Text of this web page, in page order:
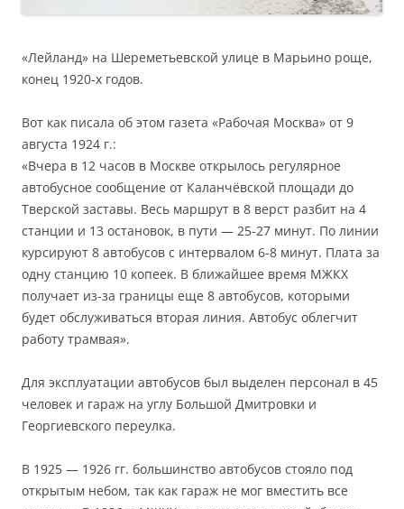
«Лейланд» на Шереметьевской улице в Марьино роще,
конец 1920-х годов.
Вот как писала об этом газета «Рабочая Москва» от 9
августа 1924 г.:
«Вчера в 12 часов в Москве открылось регулярное
автобусное сообщение от Каланчёвской площади до
Тверской заставы. Весь маршрут в 8 верст разбит на 4
станции и 13 остановок, в пути — 25-27 минут. По линии
курсируют 8 автобусов с интервалом 6-8 минут. Плата за
одну станцию 10 копеек. В ближайшее время МЖКХ
получает из-за границы еще 8 автобусов, которыми
будет обслуживаться вторая линия. Автобус облегчит
работу трамвая».
Для эксплуатации автобусов был выделен персонал в 45
человек и гараж на углу Большой Дмитровки и
Георгиевского переулка.
В 1925 — 1926 гг. большинство автобусов стояло под
открытым небом, так как гараж не мог вместить все